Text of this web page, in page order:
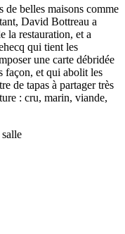
belles maisons comme
David Bottreau a
la restauration, et a
qui tient les
une carte débridée
façon, et qui abolit les
de tapas à partager très
: cru, marin, viande,